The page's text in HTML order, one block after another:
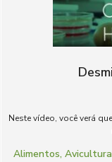
Neste vídeo, você verá
Alimentos, Avicultura